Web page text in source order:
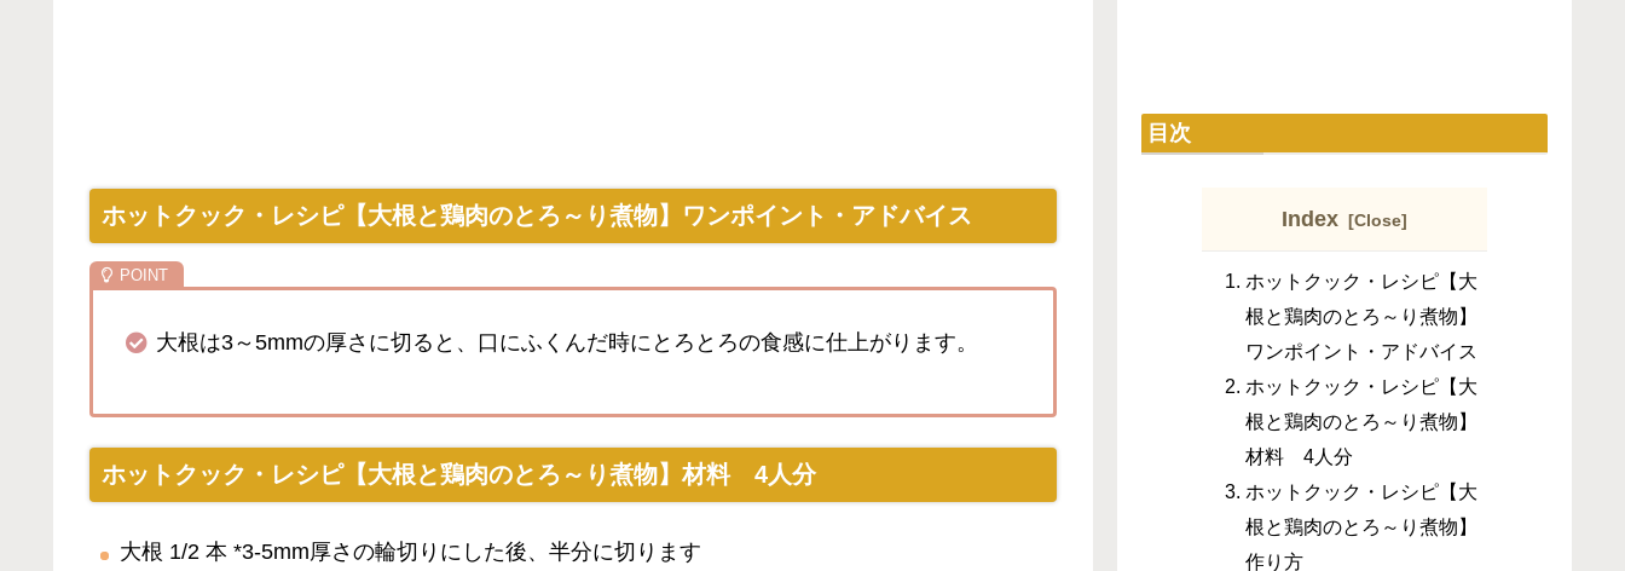
ホットクック・レシピ【大根と鶏肉のとろ～り煮物】ワンポイント・アドバイス
大根は3～5mmの厚さに切ると、口にふくんだ時にとろとろの食感に仕上がります。
ホットクック・レシピ【大根と鶏肉のとろ～り煮物】材料 4人分
大根 1/2 本 *3-5mm厚さの輪切りにした後、半分に切ります
目次
Index
ホットクック・レシピ【大
根と鶏肉のとろ～り煮物】
ワンポイント・アドバイス
ホットクック・レシピ【大
根と鶏肉のとろ～り煮物】
材料 4人分
ホットクック・レシピ【大
根と鶏肉のとろ～り煮物】
作り方